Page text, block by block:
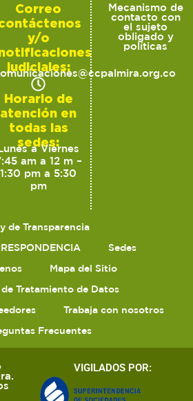
Correo
y/o
judiciales:
Horario de
atención en
todas las
sedes:
a Viernes
am a 12 m –
1:30 pm a 5:30
pm
Mecanismo de
contacto con
el sujeto
obligado y
políticas
de Transparencia
Sedes
Mapa del Sitio
Tratamiento de Datos
Trabaja con nosotros
Frecuentes
VIGILADOS POR: